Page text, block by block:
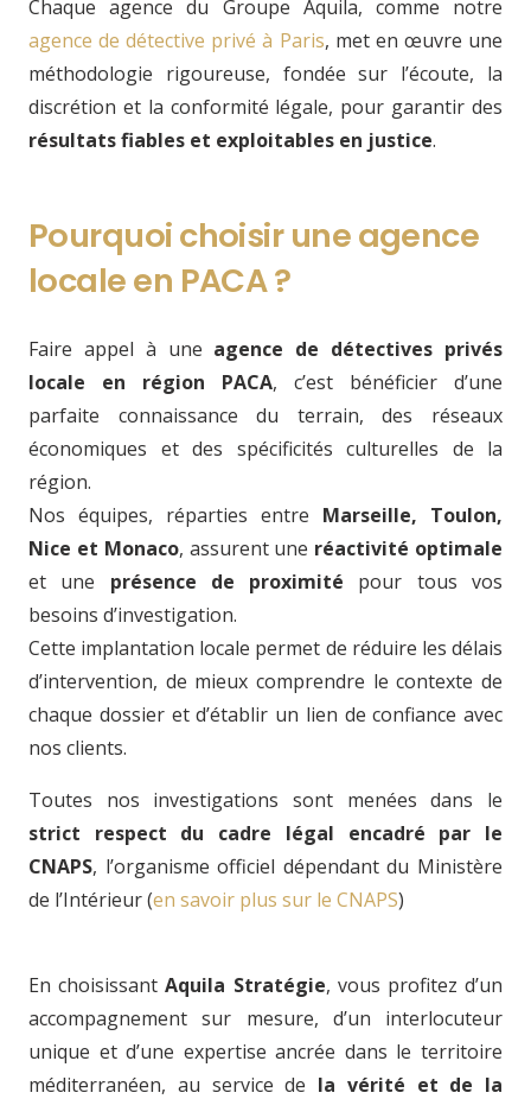
Chaque agence du Groupe Aquila, comme notre
agence de détective privé à Paris, met en œuvre une
méthodologie rigoureuse, fondée sur l’écoute, la
discrétion et la conformité légale, pour garantir des
résultats fiables et exploitables en justice.
Pourquoi choisir une agence
locale en PACA ?
Faire appel à une agence de détectives privés
locale en région PACA, c’est bénéficier d’une
parfaite connaissance du terrain, des réseaux
économiques et des spécificités culturelles de la
région.
Nos équipes, réparties entre Marseille, Toulon,
Nice et Monaco, assurent une réactivité optimale
et une présence de proximité pour tous vos
besoins d’investigation.
Cette implantation locale permet de réduire les délais
d’intervention, de mieux comprendre le contexte de
chaque dossier et d’établir un lien de confiance avec
nos clients.
Toutes nos investigations sont menées dans le
strict respect du cadre légal encadré par le
CNAPS, l’organisme officiel dépendant du Ministère
de l’Intérieur (en savoir plus sur le CNAPS)
En choisissantAquila Stratégie, vous profitez d’un
accompagnement sur mesure, d’un interlocuteur
unique et d’une expertise ancrée dans le territoire
méditerranéen, au service de la vérité et de la